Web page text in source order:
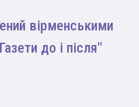
вірменськими
до і після"